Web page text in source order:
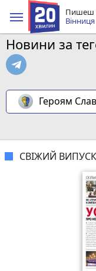
Пишеш
Вінниця
Новини за
Героям
СВІЖИЙ ВИПУСК